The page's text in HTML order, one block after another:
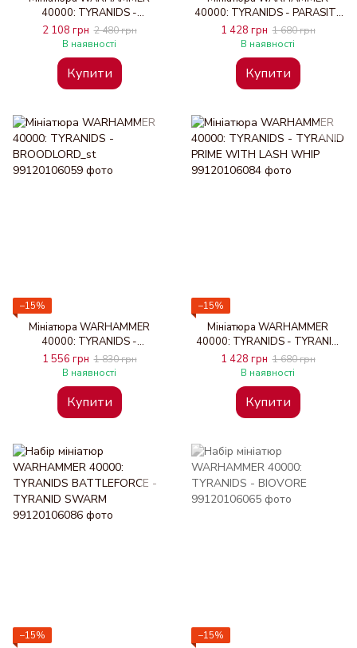
40000: TYRANIDS -
DEATHLEAPER
2 108 грн 2 480 грн
В наявності
Купити
40000: TYRANIDS - PARASITE
OF MORTREX
1 428 грн 1 680 грн
В наявності
Купити
−15%
Мініатюра WARHAMMER
40000: TYRANIDS -
BROODLORD_st
1 556 грн 1 830 грн
В наявності
Купити
−15%
Мініатюра WARHAMMER
40000: TYRANIDS - TYRANID
PRIME WITH LASH WHIP
1 428 грн 1 680 грн
В наявності
Купити
−15% −15%